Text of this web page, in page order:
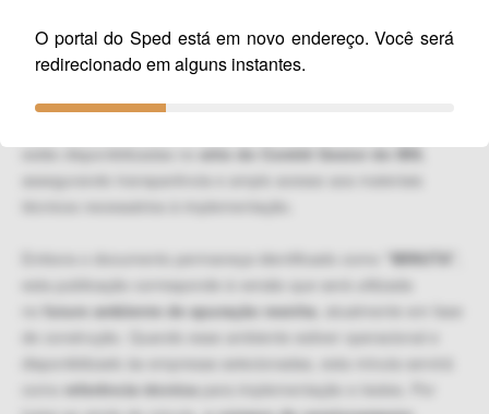
A Receita Federal comunica a atualização daMinuta dos
Leiautes de Eventos e do Manual da Declaração de
Regimes Específicos (DeRE)
estão disponibilizadas nosítio do Comitê Gestor do IBS,
assegurando transparência e amplo acesso aos materiais
técnicos necessários à implementação.
Embora o documento permaneça identificado como “MINUTA”
esta publicação corresponde à versão que será utilizada
futuro ambiente de apuração restrita , atualmente em fase
de construção. Quando esse ambiente estiver operacional e
disponibilizado às empresas selecionadas, esta minuta servirá
referência técnicapara implementação e testes. Por
O portal do Sped está em novo endereço. Você será
redirecionado em alguns instantes.